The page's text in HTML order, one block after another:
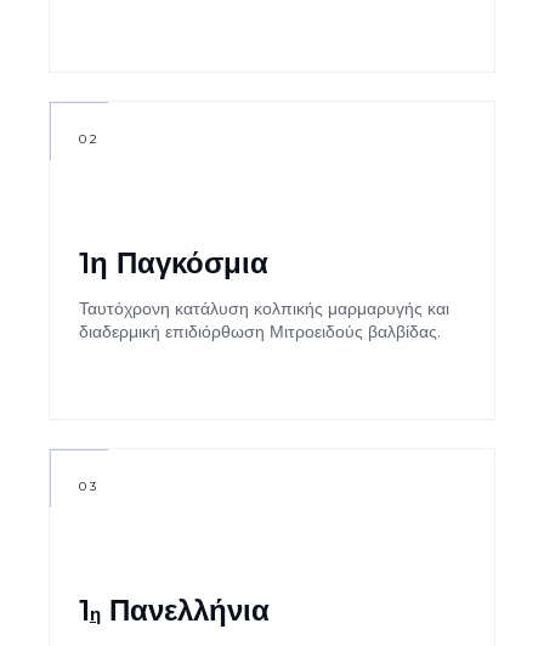
02
1η Παγκόσμια
Ταυτόχρονη κατάλυση κολπικής μαρμαρυγής και
διαδερμική επιδιόρθωση Μιτροειδούς βαλβίδας.
03
1ηΠανελλήνια